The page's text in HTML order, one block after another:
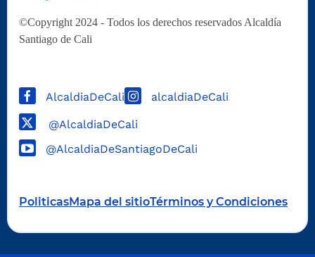
©Copyright 2024 - Todos los derechos reservados Alcaldía
Santiago de Cali
AlcaldiaDeCali alcaldiaDeCali
@AlcaldiaDeCali
@AlcaldiaDeSantiagoDeCali
PoliticasMapa del sitioTérminos y Condiciones